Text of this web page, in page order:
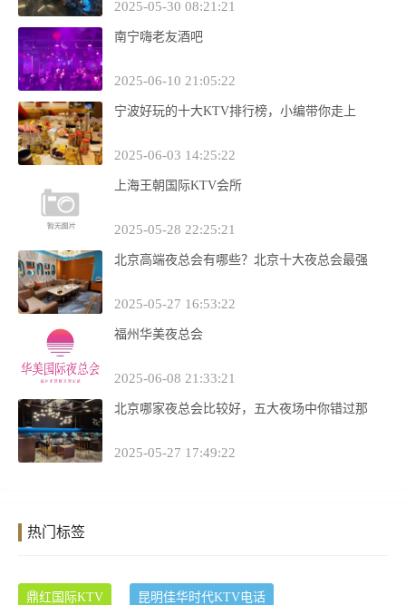
2025-05-30 08:21:21
南宁嗨老友酒吧
2025-06-10 21:05:22
宁波好玩的十大KTV排行榜，小编带你走上
2025-06-03 14:25:22
上海王朝国际KTV会所
2025-05-28 22:25:21
北京高端夜总会有哪些？北京十大夜总会最强
2025-05-27 16:53:22
福州华美夜总会
2025-06-08 21:33:21
北京哪家夜总会比较好，五大夜场中你错过那
2025-05-27 17:49:22
热门标签
鼎红国际KTV 昆明佳华时代KTV电话